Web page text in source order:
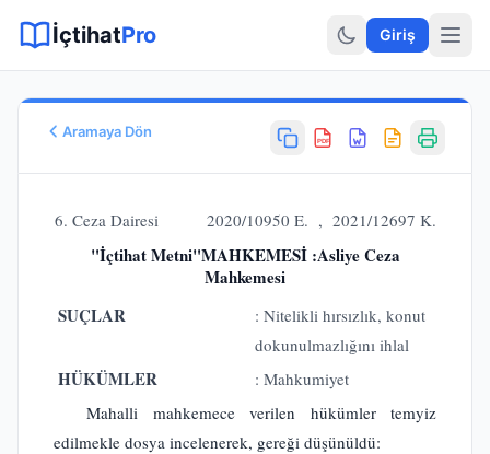
Hukuki Araçlar
İçtihatPro Giriş
Aramaya Dön
PDF
2020/10950
2021/12697
30.06.2021
BOZULMASINA
Ceza Hukuku - Malvarlığı
6. Ceza Dairesi 2020/10950 E. , 2021/12697 K.
"İçtihat Metni"MAHKEMESİ :Asliye Ceza
Mahkemesi
SUÇLAR
: Nitelikli hırsızlık, konut
dokunulmazlığını ihlal
HÜKÜMLER
: Mahkumiyet
Mahalli mahkemece verilen hükümler temyiz
edilmekle dosya incelenerek, gereği düşünüldü: